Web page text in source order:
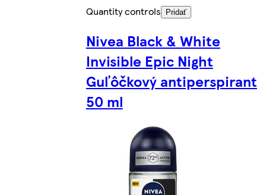
Quantity controls
Pridať
Nivea Black & White
Invisible Epic Night
Guľôčkový antiperspirant
50 ml